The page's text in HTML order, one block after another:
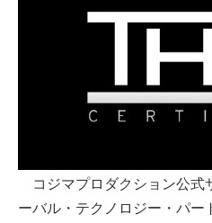
コジマプロダクション公式
ーバル・テクノロジー・パー